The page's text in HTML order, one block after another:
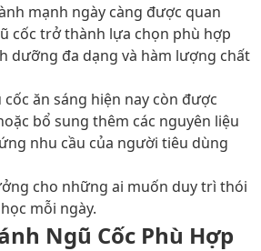
mạnh ngày càng được quan
cốc trở thành lựa chọn phù hợp
dưỡng đa dạng và hàm lượng chất
ăn sáng hiện nay còn được
bổ sung thêm các nguyên liệu
nhu cầu của người tiêu dùng
cho những ai muốn duy trì thói
mỗi ngày.
Ngũ Cốc Phù Hợp